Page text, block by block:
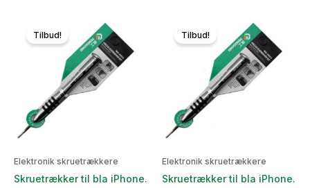
Tilbud!
Elektronik skruetrækkere
Skruetrækker til bla iPhone.
Tilbud!
Elektronik skruetrækkere
Skruetrækker til bla iPhone.